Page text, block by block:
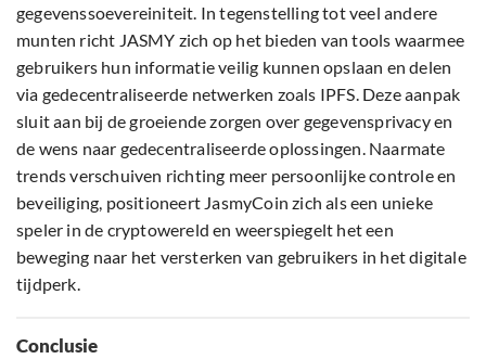
gegevenssoevereiniteit. In tegenstelling tot veel andere
munten richt JASMY zich op het bieden van tools waarmee
gebruikers hun informatie veilig kunnen opslaan en delen
via gedecentraliseerde netwerken zoals IPFS. Deze aanpak
sluit aan bij de groeiende zorgen over gegevensprivacy en
de wens naar gedecentraliseerde oplossingen. Naarmate
trends verschuiven richting meer persoonlijke controle en
beveiliging, positioneert JasmyCoin zich als een unieke
speler in de cryptowereld en weerspiegelt het een
beweging naar het versterken van gebruikers in het digitale
tijdperk.
Conclusie